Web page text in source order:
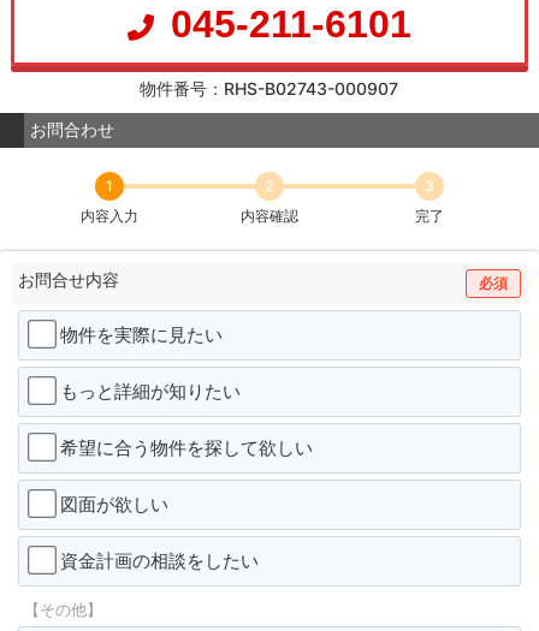
045-211-6101
物件番号：RHS-B02743-000907
お問合わせ
1
内容入力
2
内容確認
3
完了
お問合せ内容 必須
物件を実際に見たい
もっと詳細が知りたい
希望に合う物件を探して欲しい
図面が欲しい
資金計画の相談をしたい
【その他】